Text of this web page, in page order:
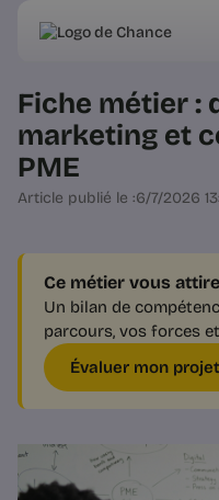
Fiche métier :
marketing et
PME
Article publié le :6/7/2026
Ce métier vous
Un bilan de
parcours, vos forces
Évaluer mon projet